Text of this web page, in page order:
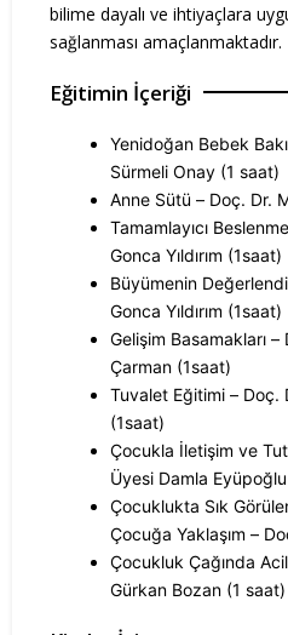
bilime dayalı ve ihtiyaçlara
sağlanması amaçlanmaktadır.
Eğitimin İçeriği
Yenidoğan Bebek
Sürmeli Onay (1 saat)
Anne Sütü – Doç. Dr.
Tamamlayıcı
Gonca Yıldırım (1saat)
Büyümenin
Gonca Yıldırım (1saat)
Gelişim Basamakları
Çarman (1saat)
Tuvalet Eğitimi – Doç.
(1saat)
Çocukla İletişim ve
Üyesi Damla
Çocuklukta Sık
Çocuğa Yaklaşım –
Çocukluk Çağında
Gürkan Bozan (1 saat)